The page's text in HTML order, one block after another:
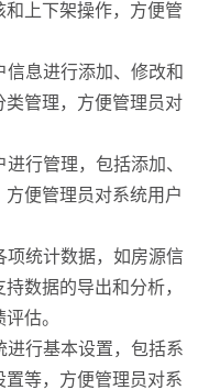
上下架操作，方便管
信息进行添加、修改和
管理，方便管理员对
行管理，包括添加、
便管理员对系统用户
项统计数据，如房源信
数据的导出和分析，
估。
进行基本设置，包括系
等，方便管理员对系